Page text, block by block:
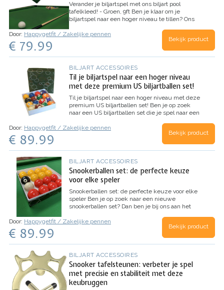
Verander je biljartspel met ons biljart pool
tafelkleed! - Groen, 9ft Ben je klaar om je
biljartspel naar een hoger niveau te tillen? Ons
combinatie van duurzaamheid, stijl en prestaties.
Dit tafelkleed, gemaakt van faux wol…
Door: Happygetfit / Zakelijke pennen
€ 79.99 Bekijk product
BILJART ACCESSOIRES
Til je biljartspel naar een hoger niveau
met deze premium US biljartballen set!
Til je biljartspel naar een hoger niveau met deze
premium US biljartballen set! Ben je op zoek
naar een US biljartballen set die je spel naar een
de perfecte keuze voor jou. Deze set is gemaakt
Door: Happygetfit / Zakelijke pennen
€ 89.99 Bekijk product
BILJART ACCESSOIRES
Snookerballen set: de perfecte keuze
voor elke speler
Snookerballen set: de perfecte keuze voor elke
speler Ben je op zoek naar een nieuwe
snookerballen set? Dan ben je bij ons aan het
perfecte keuze voor elke speler, ongeacht het
Door: Happygetfit / Zakelijke pennen
€ 89.99 Bekijk product
BILJART ACCESSOIRES
Snooker tafelsteunen: verbeter je spel
met precisie en stabiliteit met deze
keubruggen